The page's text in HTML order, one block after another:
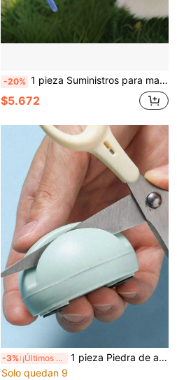
-20% 1 pieza Suministros para mascotas Botella de agua portátil para perros al aire libre, dispensador de agua plegable con gancho colgante esférico de acero inoxidable 304
$5.672
-3% ¡Últimos 3 días
1 pieza Piedra de afilar con diseño de rana de dibujos animados, afilador rápido de cuchillos de cocina, herramienta de afilado de cuchillos y tijeras, herramienta de cocina conveniente y práctica. Herramienta manual, conveniente y práctica. Puede restaurar la nitidez de los cuchillos sin filo, herramienta de cocina, suministros de cocina, accesorios de cocina, suministros de cocina para el hogar.
Solo quedan 9